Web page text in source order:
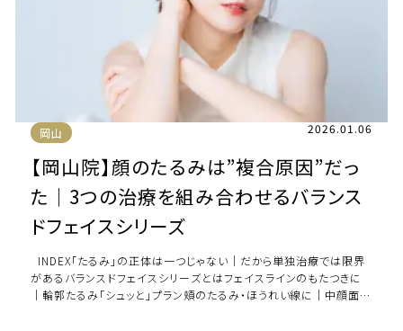
岡山 2026.01.06
【岡山院】顔のたるみは”複合原因”だっ
た｜3つの治療を組み合わせるバランス
ドフェイスシリーズ
INDEX「たるみ」の正体は一つじゃない｜だから単独治療では限界
があるバランスドフェイスシリーズとはフェイスラインのもたつきに
｜輪郭たるみ「シュッと」プラン頬のたるみ・ほうれい線に｜中顔面た